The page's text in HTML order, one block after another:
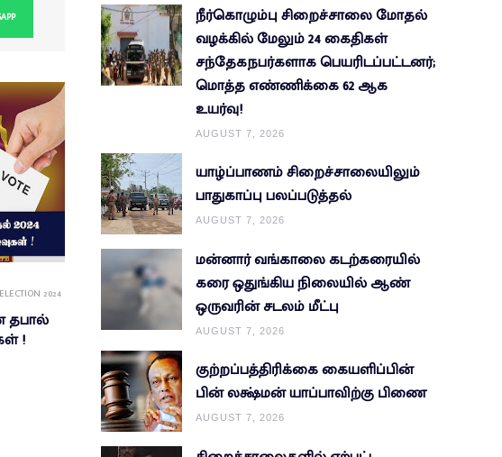
2024
தபால்
!
நீர்கொழும்பு சிறைச்சாலை மோதல்
வழக்கில் மேலும் 24 கைதிகள்
சந்தேகநபர்களாக பெயரிடப்பட்டனர்;
மொத்த எண்ணிக்கை 62 ஆக
உயர்வு!
AUGUST 7, 2026
யாழ்ப்பாணம் சிறைச்சாலையிலும்
பாதுகாப்பு பலப்படுத்தல்
AUGUST 7, 2026
மன்னார் வங்காலை கடற்கரையில்
கரை ஒதுங்கிய நிலையில் ஆண்
ஒருவரின் சடலம் மீட்பு
AUGUST 7, 2026
குற்றப்பத்திரிக்கை கையளிப்பின்
பின் லக்ஷ்மன் யாப்பாவிற்கு பிணை
AUGUST 7, 2026